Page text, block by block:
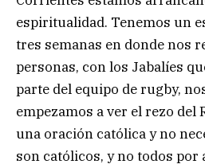
espiritualidad. Tenemos un
tres semanas en donde nos
personas, con los Jabalíes
parte del equipo de rugby,
empezamos a ver el rezo del
una oración católica y no
son católicos, y no todos por